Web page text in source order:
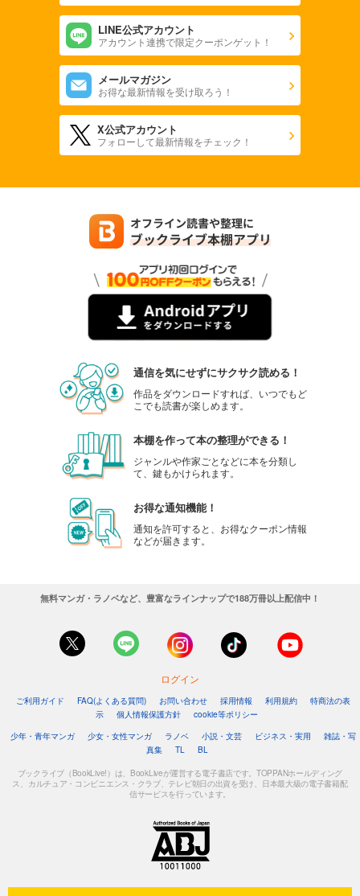
LINE公式アカウント
アカウント連携で限定クーポンゲット！
メールマガジン
お得な最新情報を受け取ろう！
X公式アカウント
フォローして最新情報をチェック！
通信を気にせずにサクサク読める！
作品をダウンロードすれば、いつでもど
こでも読書が楽しめます。
本棚を作って本の整理ができる！
ジャンルや作家ごとなどに本を分類し
て、鍵もかけられます。
お得な通知機能！
通知を許可すると、お得なクーポン情報
などが届きます。
無料マンガ・ラノベなど、豊富なラインナップで188万冊以上配信中！
ログイン
ご利用ガイド FAQ(よくある質問) お問い合わせ 採用情報 利用規約
特商法の表
示
個人情報保護方針
cookie等ポリシー
少年・青年マンガ
少女・女性マンガ ラノベ 小説・文芸 ビジネス・実用
雑誌・写
真集
TL BL
ブックライブ（BookLive!）は、BookLiveが運営する電子書店です。TOPPANホールディング
ス、カルチュア・コンビニエンス・クラブ、テレビ朝日の出資を受け、日本最大級の電子書籍配
信サービスを行っています。